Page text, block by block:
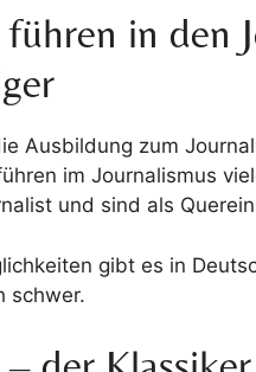
führen in den
Ausbildung zum
im Journalismus
und sind als
gibt es in
schwer.